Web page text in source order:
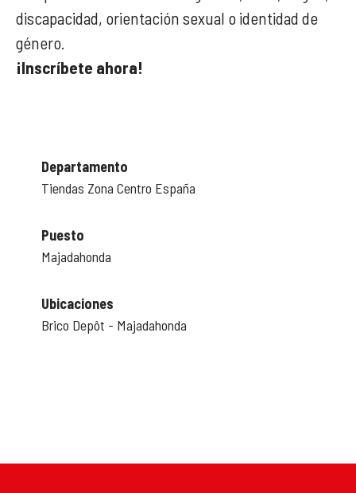
discapacidad, orientación sexual o identidad de
género.
¡Inscríbete ahora!
Departamento
Tiendas Zona Centro España
Puesto
Majadahonda
Ubicaciones
Brico Depôt - Majadahonda